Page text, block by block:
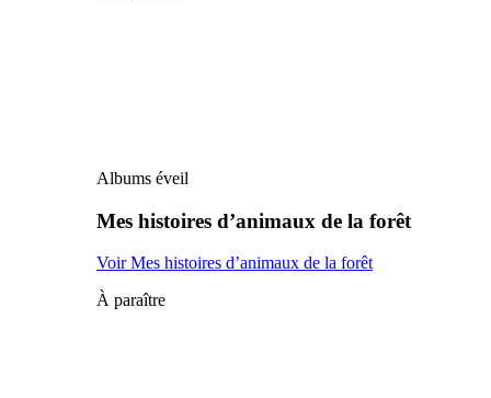
Albums éveil
Mes histoires d’animaux de la forêt
Voir Mes histoires d’animaux de la forêt
À paraître